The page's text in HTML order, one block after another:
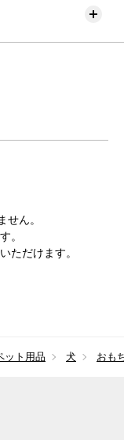
せん。
。
ただけます。
ット用品 犬 おも